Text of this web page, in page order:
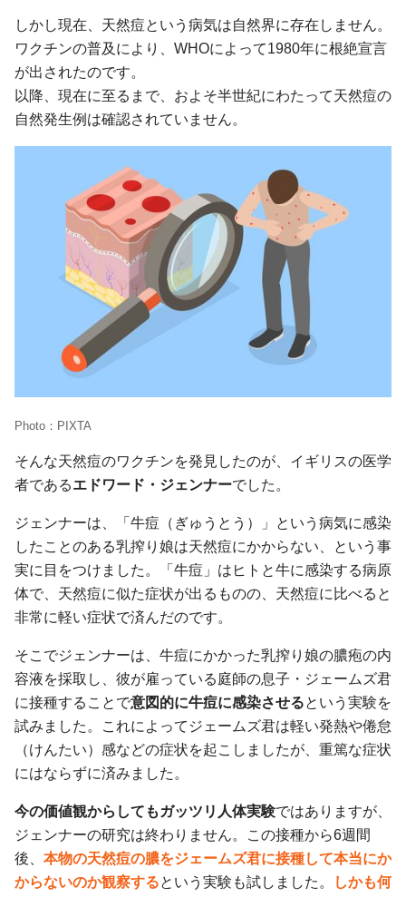
しかし現在、天然痘という病気は自然界に存在しません。
ワクチンの普及により、WHOによって1980年に根絶宣言
が出されたのです。
以降、現在に至るまで、およそ半世紀にわたって天然痘の
自然発生例は確認されていません。
Photo：PIXTA
そんな天然痘のワクチンを発見したのが、イギリスの医学
者であるエドワード・ジェンナーでした。
ジェンナーは、「牛痘（ぎゅうとう）」という病気に感染
したことのある乳搾り娘は天然痘にかからない、という事
実に目をつけました。「牛痘」はヒトと牛に感染する病原
体で、天然痘に似た症状が出るものの、天然痘に比べると
非常に軽い症状で済んだのです。
そこでジェンナーは、牛痘にかかった乳搾り娘の膿疱の内
容液を採取し、彼が雇っている庭師の息子・ジェームズ君
に接種することで意図的に牛痘に感染させるという実験を
試みました。これによってジェームズ君は軽い発熱や倦怠
（けんたい）感などの症状を起こしましたが、重篤な症状
にはならずに済みました。
今の価値観からしてもガッツリ人体実験ではありますが、
ジェンナーの研究は終わりません。この接種から6週間
後、 本物の天然痘の膿をジェームズ君に接種して本当にか
からないのか観察するという実験も試しました。
しかも何